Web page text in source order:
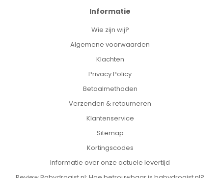
Informatie
Wie zijn wij?
Algemene voorwaarden
Klachten
Privacy Policy
Betaalmethoden
Verzenden & retourneren
Klantenservice
Sitemap
Kortingscodes
Informatie over onze actuele levertijd